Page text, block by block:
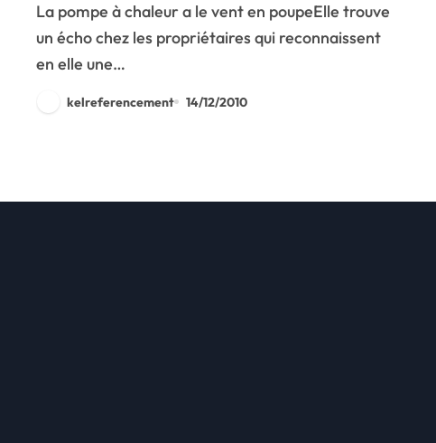
La pompe à chaleur a le vent en poupeElle trouve
un écho chez les propriétaires qui reconnaissent
en elle une…
kelreferencement 14/12/2010